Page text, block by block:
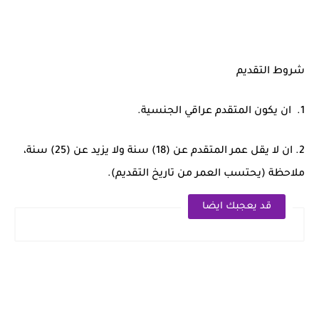
شروط التقديم
1. ان يكون المتقدم عراقي الجنسية.
2. ان لا يقل عمر المتقدم عن (18) سنة ولا يزيد عن (25) سنة،
ملاحظة (يحتسب العمر من تاريخ التقديم).
قد يعجبك ايضا